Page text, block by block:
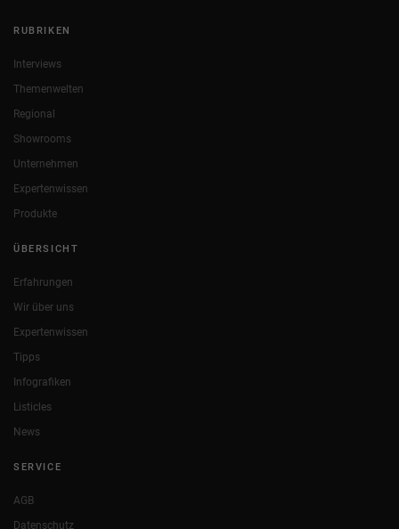
RUBRIKEN
Interviews
Themenwelten
Regional
Showrooms
Unternehmen
Expertenwissen
Produkte
ÜBERSICHT
Erfahrungen
Wir über uns
Expertenwissen
Tipps
Infografiken
Listicles
News
SERVICE
AGB
Datenschutz